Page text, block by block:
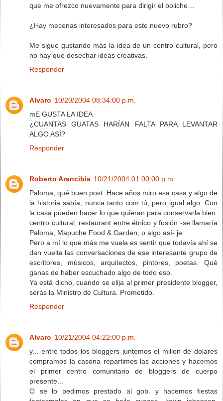
que me ofrezco nuevamente para dirigir el boliche…
¿Hay mecenas interesados para este nuevo rubro?
Me sigue gustando más la idea de un centro cultural, pero
no hay que desechar ideas creativas.
Responder
Alvaro 10/20/2004 08:34:00 p.m.
mE GUSTA LA IDEA
¿CUANTAS GUATAS HARÍAN FALTA PARA LEVANTAR
ALGO ASÍ?
Responder
Roberto Arancibia 10/21/2004 01:00:00 p.m.
Paloma, qué buen post. Hace años miro esa casa y algo de
la historia sabía, nunca tanto com tú, pero igual algo. Con
la casa pueden hacer lo que quieran para conservarla bien:
centro cultural, restaurant entre étnico y fusión -se llamaría
Paloma, Mapuche Food & Garden, o algo así- je.
Pero a mí lo que más me vuela es sentir que todavía ahí se
dan vuelta las conversaciones de ese interesante grupo de
escritores, músicos, arquitectos, pintores, poetas. Qué
ganas de haber escuchado algo de todo eso.
Ya está dicho, cuando se elija al primer presidente blogger,
serás la Ministro de Cultura. Prometido.
Responder
Alvaro 10/21/2004 04:22:00 p.m.
y... entre todos los bloggers juntemos el millon de dolares
compramos la casona repartimos las acciones y hacemos
el primer centro comunitario de bloggers de cuerpo
presente...
O se lo pedimos prestado al gob. y hacemos fiestas